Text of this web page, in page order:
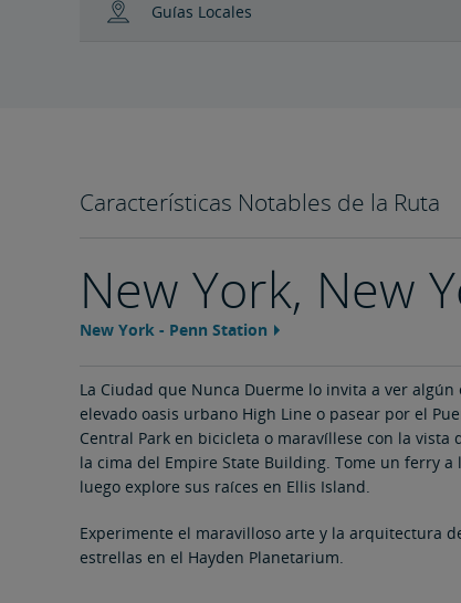
Guías Locales
Características Notables de la Ruta
New York, New
New York - Penn Station Feature
La Ciudad que Nunca Duerme lo invita a ver
elevado oasis urbano High Line o pasear por el
Central Park en bicicleta o maravíllese con la vista
la cima del Empire State Building. Tome un ferry a
luego explore sus raíces en Ellis Island.
Experimente el maravilloso arte y la arquitectura
estrellas en el Hayden Planetarium.